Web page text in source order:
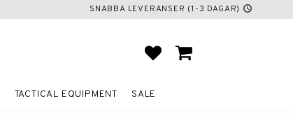
SNABBA LEVERANSER (1-3 DAGAR) schedule
FAVORITES
BASKET
TACTICAL EQUIPMENT SALE